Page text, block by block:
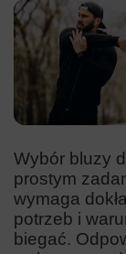
Wybór bluzy
prostym
wymaga
potrzeb i
biegać.